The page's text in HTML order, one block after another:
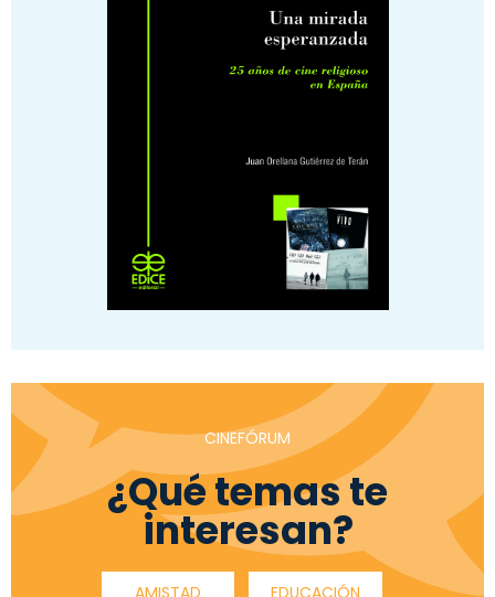
CINEFÓRUM
¿Qué temas te
interesan?